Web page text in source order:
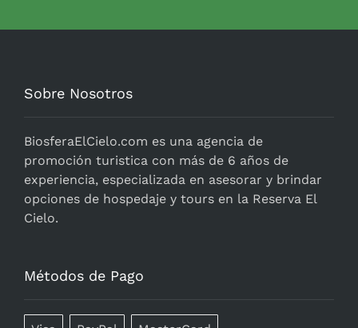
Sobre Nosotros
BiosferaElCielo.com es una agencia de
promoción turistica con más de 6 años de
experiencia, especializada en asesorar y brindar
opciones de hospedaje y tours en la Reserva El
Cielo.
Métodos de Pago